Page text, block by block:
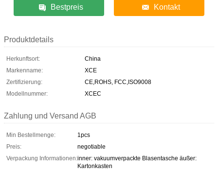
Bestpreis Kontakt
Produktdetails
Herkunftsort:
China
Markenname:
XCE
Zertifizierung:
CE,ROHS, FCC,ISO9008
Modellnummer:
XCEC
Zahlung und Versand AGB
Min Bestellmenge:
1pcs
Preis:
negotiable
Verpackung Informationen:inner: vakuumverpackte Blasentasche äußer:
Kartonkasten